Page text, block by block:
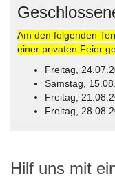
Am den folgenden
einer privaten Feier
Freitag,
Samstag,
Freitag,
Freitag,
Hilf uns mit